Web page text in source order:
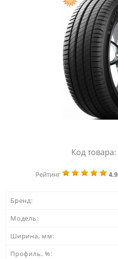
Код товара:
Рейтинг 4.9
Бренд:
Модель:
Ширина, мм:
Профиль, %: